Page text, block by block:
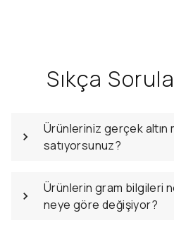
Sıkça
Ürünleriniz gerçek altın
satıyorsunuz?
Ürünlerin gram bilgileri
neye göre değişiyor?